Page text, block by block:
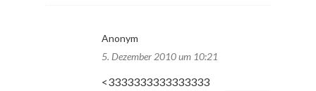
Anonym
5. Dezember 2010 um 10:21
<3333333333333333